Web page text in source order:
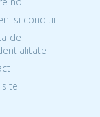
si conditii
de